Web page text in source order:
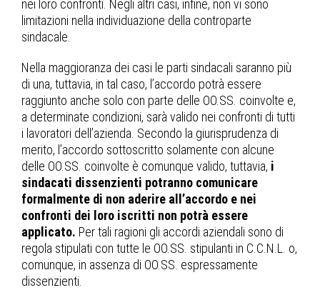
nei loro confronti. Negli altri casi, infine, non vi sono
limitazioni nella individuazione della controparte
sindacale.
Nella maggioranza dei casi le parti sindacali saranno più
di una, tuttavia, in tal caso, l’accordo potrà essere
raggiunto anche solo con parte delle OO.SS. coinvolte e,
a determinate condizioni, sarà valido nei confronti di tutti
i lavoratori dell’azienda. Secondo la giurisprudenza di
merito, l’accordo sottoscritto solamente con alcune
delle OO.SS. coinvolte è comunque valido, tuttavia, i
sindacati dissenzienti potranno comunicare
formalmente di non aderire all’accordo e nei
confronti dei loro iscritti non potrà essere
applicato. Per tali ragioni gli accordi aziendali sono di
regola stipulati con tutte le OO.SS. stipulanti in C.C.N.L. o,
comunque, in assenza di OO.SS. espressamente
dissenzienti.